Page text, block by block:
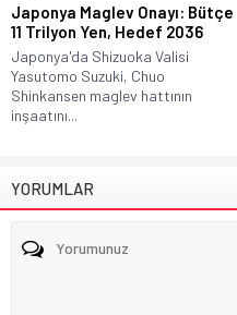
Japonya Maglev Onayı: Bütçe
11 Trilyon Yen, Hedef 2036
Japonya'da Shizuoka Valisi
Yasutomo Suzuki, Chuo
Shinkansen maglev hattının
inşaatını...
YORUMLAR